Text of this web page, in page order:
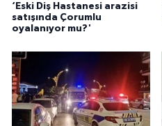
‘Eski Diş Hastanesi arazisi
satışında Çorumlu
oyalanıyor mu?'